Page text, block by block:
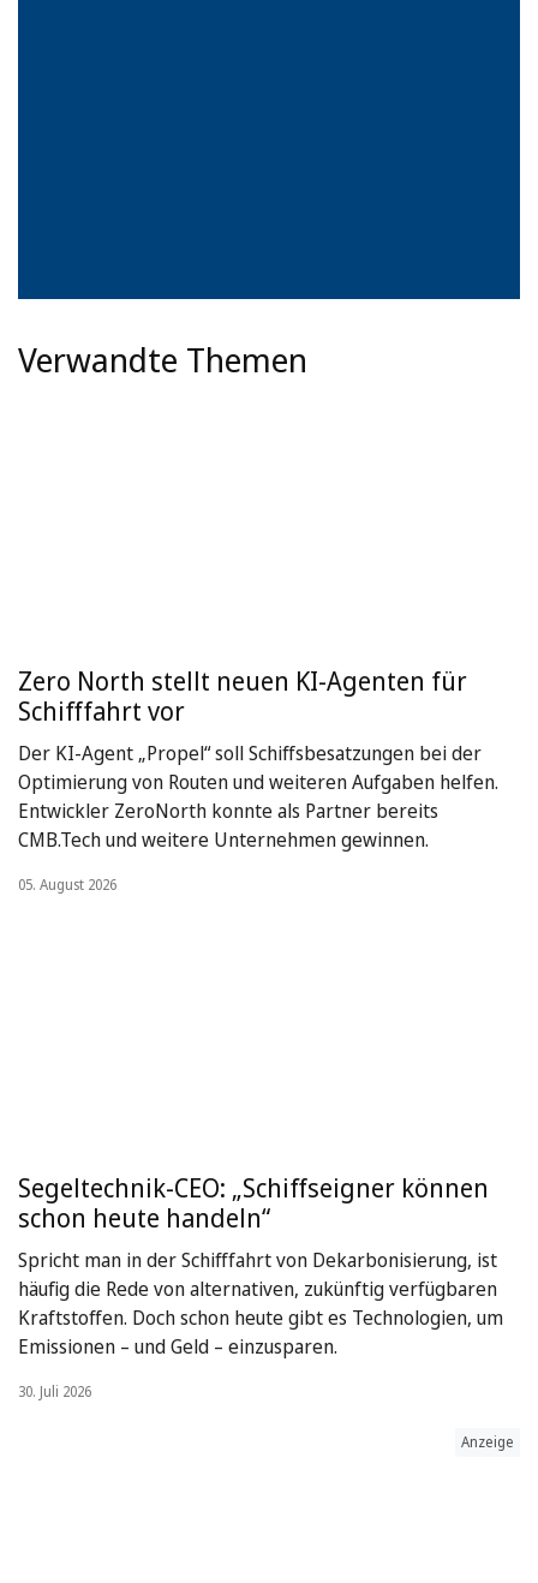
Verwandte Themen
Zero North stellt neuen KI-Agenten für
Schifffahrt vor
Der KI-Agent „Propel“ soll Schiffsbesatzungen bei der
Optimierung von Routen und weiteren Aufgaben helfen.
Entwickler ZeroNorth konnte als Partner bereits
CMB.Tech und weitere Unternehmen gewinnen.
05. August 2026
Segeltechnik-CEO: „Schiffseigner können
schon heute handeln“
Spricht man in der Schifffahrt von Dekarbonisierung, ist
häufig die Rede von alternativen, zukünftig verfügbaren
Kraftstoffen. Doch schon heute gibt es Technologien, um
Emissionen – und Geld – einzusparen.
30. Juli 2026
Anzeige